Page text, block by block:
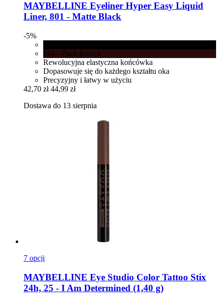
MAYBELLINE Eyeliner Hyper Easy Liquid
Liner, 801 -​ Matte Black
-5%
810 - Pitch Brown
Rewolucyjna elastyczna końcówka
Dopasowuje się do każdego kształtu oka
Precyzyjny i łatwy w użyciu
42,70 zł 44,99 zł
Dostawa do 13 sierpnia
7 opcji
MAYBELLINE Eye Studio Color Tattoo Stix
24h, 25 -​ I Am Determined (1,40 g)